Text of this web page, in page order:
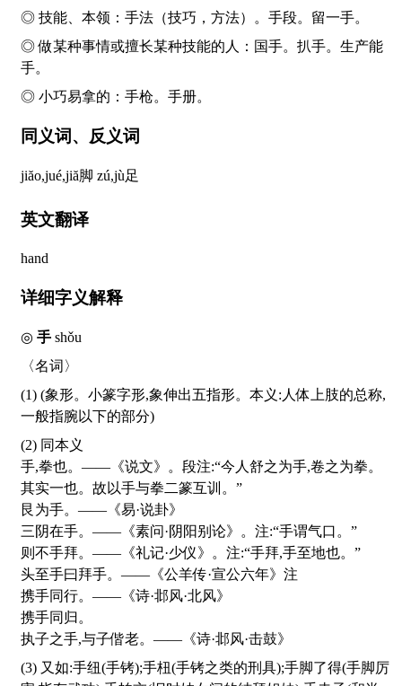
◎ 技能、本领： 手法（技巧，方法）。 手段。留一手。
◎ 做某种事情或擅长某种技能的人：国手。扒手。生产能
手。
◎ 小巧易拿的： 手枪。 手册。
同义词、反义词
jiăo,jué,jiă脚 zú,jù足
英文翻译
hand
详细字义解释
手 shǒu
〈名词〉
(1) (象形。小篆字形,象伸出五指形。本义:人体上肢的总称,
一般指腕以下的部分)
(2) 同本义
手,拳也。——《说文》。段注:“今人舒之为手,卷之为拳。
其实一也。故以手与拳二篆互训。”
艮为手。——《易·说卦》
三阴在手。——《素问·阴阳别论》。注:“手谓气口。”
则不手拜。——《礼记·少仪》。注:“手拜,手至地也。”
头至手曰拜手。——《公羊传·宣公六年》注
携手同行。——《诗·邶风·北风》
携手同归。
执子之手,与子偕老。——《诗·邶风·击鼓》
(3) 又如:手纽(手铐);手杻(手铐之类的刑具);手脚了得(手脚厉